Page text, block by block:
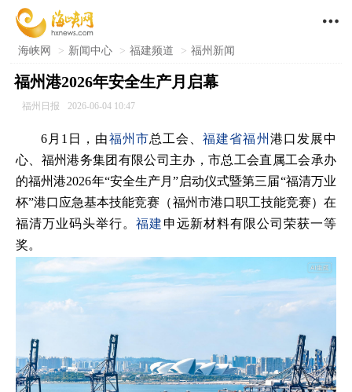

海峡网 > 新闻中心 > 福建频道 > 福州新闻
福州港2026年安全生产月启幕
福州日报 2026-06-04 10:47
6月1日，由福州市总工会、福建省福州 港口发展中
心、福州港务集团有限公司主办，市总工会直属工会承办
的福州港2026年“安全生产月”启动仪式暨第三届“福清万业
杯”港口应急基本技能竞赛（福州市港口职工技能竞赛）在
福清万业码头举行。福建 申远新材料有限公司荣获一等
奖。